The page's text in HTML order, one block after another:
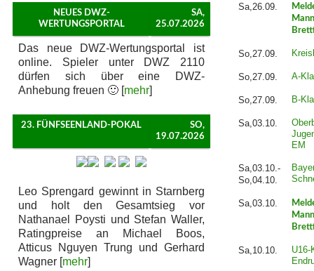
NEUES DWZ-
WERTUNGSPORTAL
SA,
25.07.2026
Das neue DWZ-Wertungsportal ist
online. Spieler unter DWZ 2110
dürfen sich über eine DWZ-
Anhebung freuen 🙂 [mehr]
23. FÜNFSEENLAND-POKAL
SO,
19.07.2026
Leo Sprengard gewinnt in Starnberg
und holt den Gesamtsieg vor
Nathanael Poysti und Stefan Waller,
Ratingpreise an Michael Boos,
Atticus Nguyen Trung und Gerhard
Wagner [mehr]
Sa,26.09.
So,27.09.
So,27.09. A-
So,27.09. B-
Sa,03.10.
EM
Sa,03.10.-
So,04.10.
Sa,03.10.
Sa,10.10.
U16-